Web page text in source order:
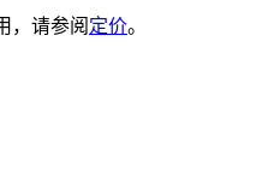
，请参阅 定价。